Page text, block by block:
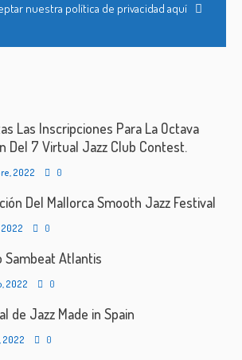
nuestra política de privacidad aquí
Las Inscripciones Para La Octava
Del 7 Virtual Jazz Club Contest.
2022 0
Del Mallorca Smooth Jazz Festival
0
Sambeat Atlantis
2022 0
de Jazz Made in Spain
2022 0